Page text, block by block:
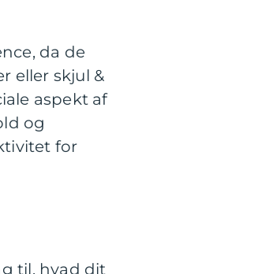
da de
eller skjul &
aspekt af
og
for
til, hvad dit